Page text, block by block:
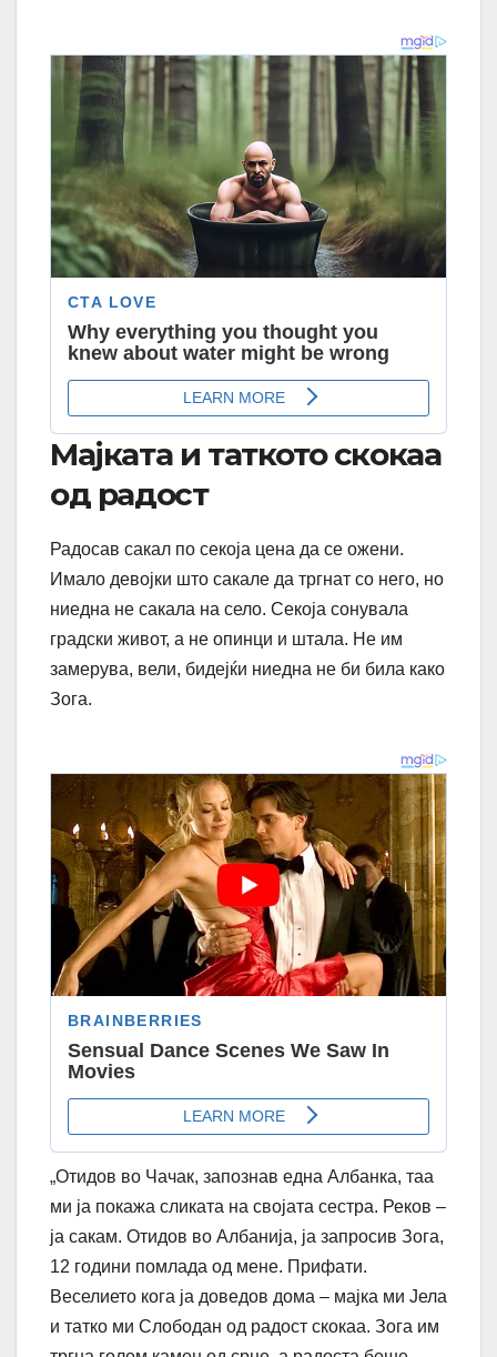
Мајката и таткото скокаа
од радост
Радосав сакал по секоја цена да се ожени.
Имало девојки што сакале да тргнат со него, но
ниедна не сакала на село. Секоја сонувала
градски живот, а не опинци и штала. Не им
замерува, вели, бидејќи ниедна не би била како
Зога.
„Отидов во Чачак, запознав една Албанка, таа
ми ја покажа сликата на својата сестра. Реков –
ја сакам. Отидов во Албанија, ја запросив Зога,
12 години помлада од мене. Прифати.
Веселието кога ја доведов дома – мајка ми Јела
и татко ми Слободан од радост скокаа. Зога им